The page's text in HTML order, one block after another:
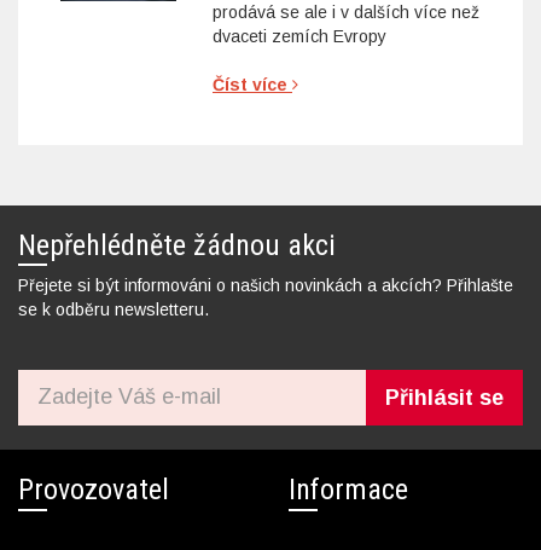
prodává se ale i v dalších více než
dvaceti zemích Evropy
Číst více
Nepřehlédněte žádnou akci
Přejete si být informováni o našich novinkách a akcích? Přihlašte
se k odběru newsletteru.
Přihlásit se
Provozovatel Informace